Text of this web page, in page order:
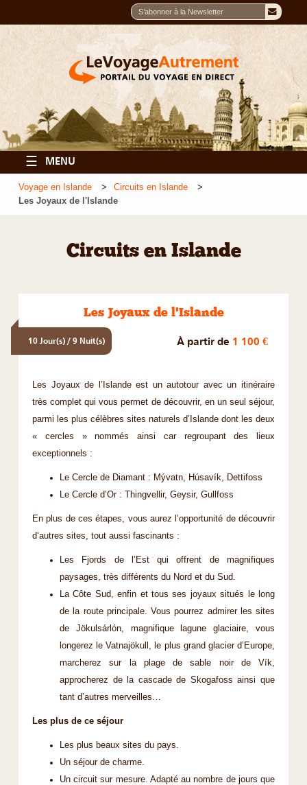
☰ MENU
Voyage en Islande
Circuits en Islande
Les Joyaux de l'Islande
Circuits en Islande
Les Joyaux de l'Islande
10 Jour(s) / 9 Nuit(s) À partir de 1 100 €
Les Joyaux de l’Islande est un autotour avec un itinéraire
très complet qui vous permet de découvrir, en un seul séjour,
parmi les plus célèbres sites naturels d’Islande dont les deux
« cercles » nommés ainsi car regroupant des lieux
exceptionnels :
Le Cercle de Diamant : Mývatn, Húsavík, Dettifoss
Le Cercle d’Or : Thingvellir, Geysir, Gullfoss
En plus de ces étapes, vous aurez l’opportunité de découvrir
d’autres sites, tout aussi fascinants :
Les Fjords de l’Est qui offrent de magnifiques
paysages, très différents du Nord et du Sud.
La Côte Sud, enfin et tous ses joyaux situés le long
de la route principale. Vous pourrez admirer les sites
de Jökulsárlón, magnifique lagune glaciaire, vous
longerez le Vatnajökull, le plus grand glacier d’Europe,
marcherez sur la plage de sable noir de Vík,
approcherez de la cascade de Skogafoss ainsi que
tant d’autres merveilles…
Les plus de ce séjour
Les plus beaux sites du pays.
Un séjour de charme.
Un circuit sur mesure. Adapté au nombre de jours que